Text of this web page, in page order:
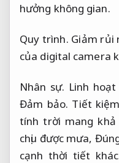
hưởng không gian.
Quy trình. Giảm rủi
của digital camera
Nhân sự. Linh
Đảm bảo. Tiết
tính trời mang khả
chịu được mưa,
cạnh thời tiết